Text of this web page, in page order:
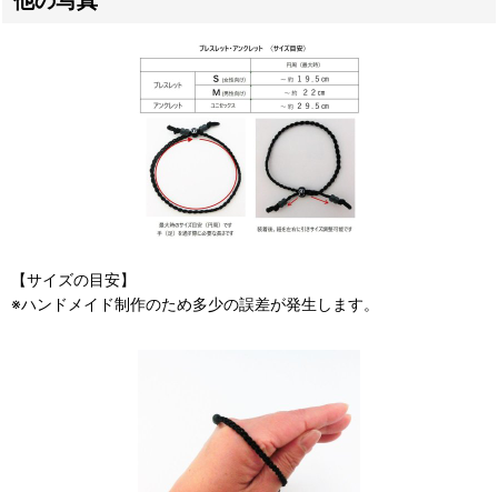
【サイズの目安】
※ハンドメイド制作のため多少の誤差が発生します。